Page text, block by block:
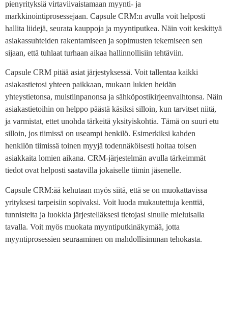
pienyrityksiä virtaviivaistamaan myynti- ja
markkinointiprosessejaan. Capsule CRM:n avulla voit helposti
hallita liidejä, seurata kauppoja ja myyntiputkea. Näin voit keskittyä
asiakassuhteiden rakentamiseen ja sopimusten tekemiseen sen
sijaan, että tuhlaat turhaan aikaa hallinnollisiin tehtäviin.
Capsule CRM pitää asiat järjestyksessä. Voit tallentaa kaikki
asiakastietosi yhteen paikkaan, mukaan lukien heidän
yhteystietonsa, muistiinpanonsa ja sähköpostikirjeenvaihtonsa. Näin
asiakastietoihin on helppo päästä käsiksi silloin, kun tarvitset niitä,
ja varmistat, ettet unohda tärkeitä yksityiskohtia. Tämä on suuri etu
silloin, jos tiimissä on useampi henkilö. Esimerkiksi kahden
henkilön tiimissä toinen myyjä todennäköisesti hoitaa toisen
asiakkaita lomien aikana. CRM-järjestelmän avulla tärkeimmät
tiedot ovat helposti saatavilla jokaiselle tiimin jäsenelle.
Capsule CRM:ää kehutaan myös siitä, että se on muokattavissa
yrityksesi tarpeisiin sopivaksi. Voit luoda mukautettuja kenttiä,
tunnisteita ja luokkia järjestelläksesi tietojasi sinulle mieluisalla
tavalla. Voit myös muokata myyntiputkinäkymää, jotta
myyntiprosessien seuraaminen on mahdollisimman tehokasta.